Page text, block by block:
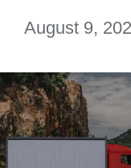
August 9,